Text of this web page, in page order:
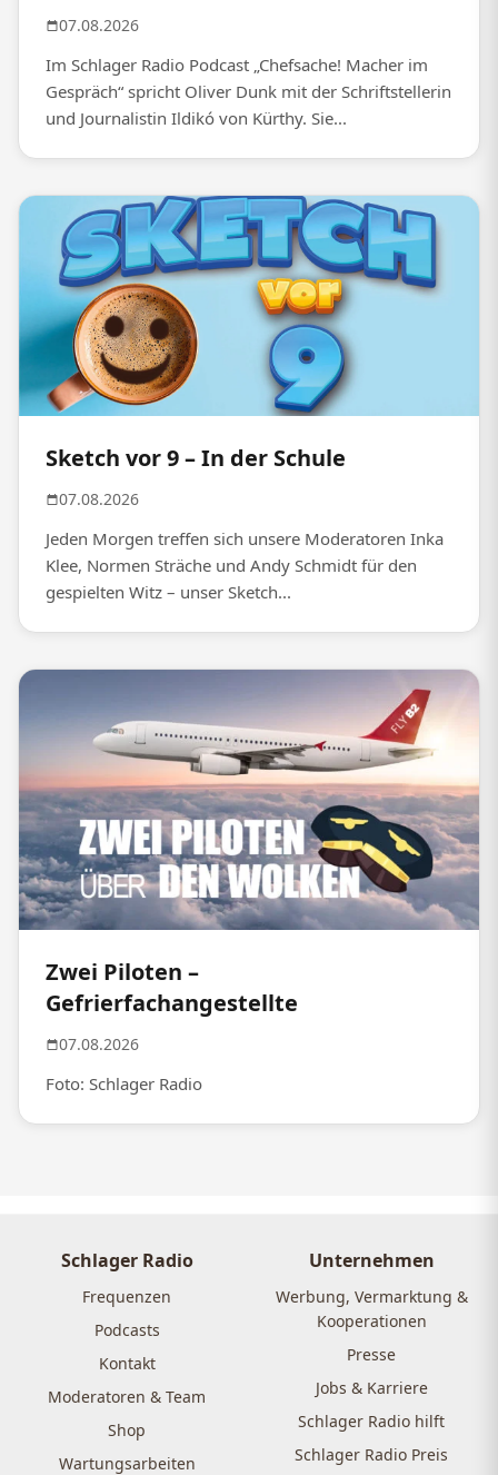
07.08.2026
Im Schlager Radio Podcast „Chefsache! Macher im
Gespräch“ spricht Oliver Dunk mit der Schriftstellerin
und Journalistin Ildikó von Kürthy. Sie...
Sketch vor 9 – In der Schule
07.08.2026
Jeden Morgen treffen sich unsere Moderatoren Inka
Klee, Normen Sträche und Andy Schmidt für den
gespielten Witz – unser Sketch...
Zwei Piloten –
Gefrierfachangestellte
07.08.2026
Foto: Schlager Radio
Schlager Radio
Frequenzen
Podcasts
Kontakt
Moderatoren & Team
Shop
Wartungsarbeiten
Unternehmen
Werbung, Vermarktung &
Kooperationen
Presse
Jobs & Karriere
Schlager Radio hilft
Schlager Radio Preis